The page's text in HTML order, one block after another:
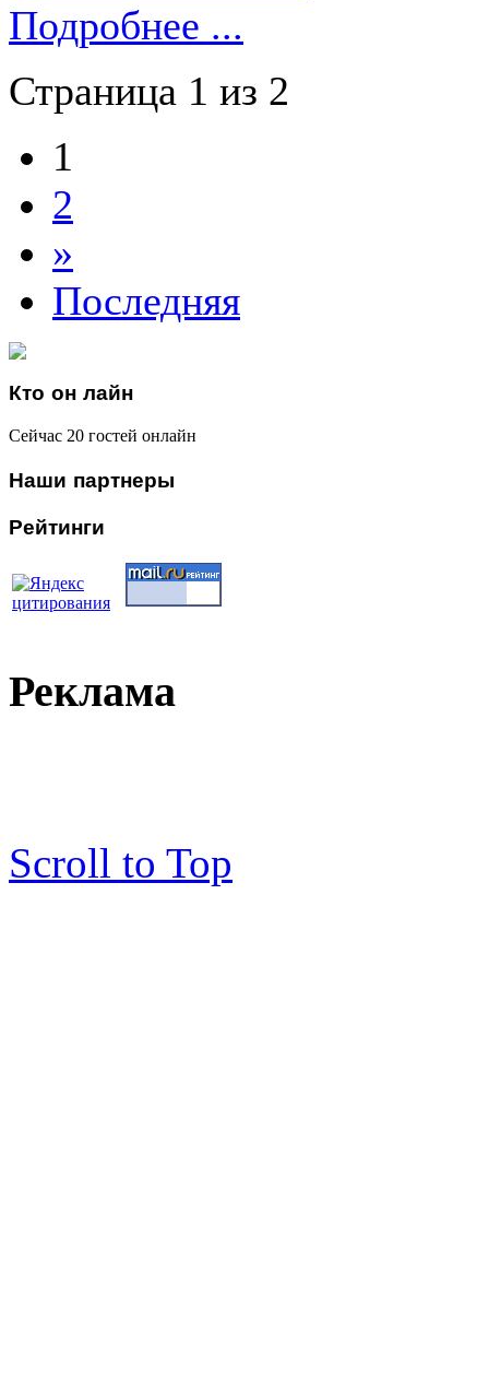
Подробнее ...
Страница 1 из 2
1
2
»
Последняя
Кто он лайн
Сейчас 20 гостей онлайн
Наши партнеры
Рейтинги
Реклама
Scroll to Top